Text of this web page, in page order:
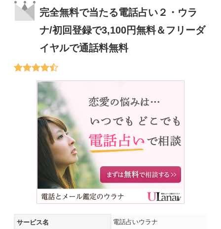
完全無料で当たる電話占い２・ウラ
ナ/初回登録で3,100円無料＆フリーダ
イヤルで通話料無料
サービス名 電話占いウラナ